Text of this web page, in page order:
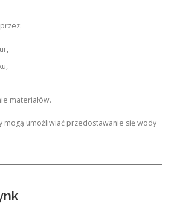
materiałów.
mogą umożliwiać przedostawanie się wody